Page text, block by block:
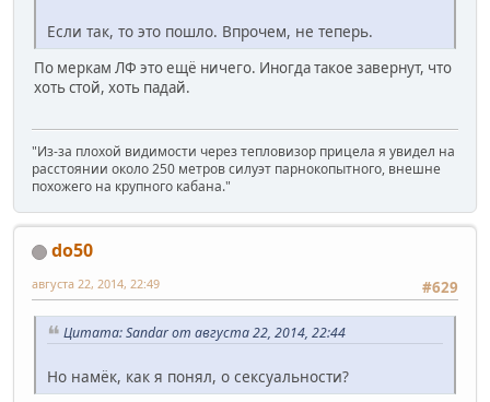
Если так, то это пошло. Впрочем, не теперь.
По меркам ЛФ это ещё ничего. Иногда такое завернут, что
хоть стой, хоть падай.
"Из-за плохой видимости через тепловизор прицела я увидел на
расстоянии около 250 метров силуэт парнокопытного, внешне
похожего на крупного кабана."
do50
#629
августа 22, 2014, 22:49
Цитата: Sandar от августа 22, 2014, 22:44
Но намёк, как я понял, о сексуальности?